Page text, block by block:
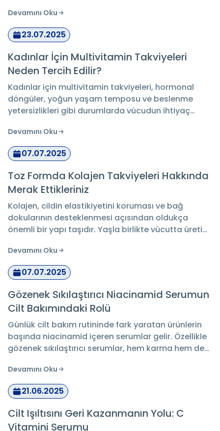
nemlendirerek daha dolgun, parlak ve sağlıklı bir
görünüm sunmayı hedefler.
Devamını Oku
23.07.2025
Kadınlar İçin Multivitamin Takviyeleri
Neden Tercih Edilir?
Kadınlar için multivitamin takviyeleri, hormonal
döngüler, yoğun yaşam temposu ve beslenme
yetersizlikleri gibi durumlarda vücudun ihtiyaç
yardımcı olur. Bu takviyeler, bireysel ihtiyaçlara
uygun içeriklerle seçilmeli ve bilinçli şekilde
kullanılmalıdır.
Devamını Oku
07.07.2025
Toz Formda Kolajen Takviyeleri Hakkında
Merak Ettikleriniz
Kolajen, cildin elastikiyetini koruması ve bağ
dokularının desteklenmesi açısından oldukça
önemli bir yapı taşıdır. Yaşla birlikte vücutta üretimi
kalitesine katkı sağlayabilir. Özellikle toz kolajen
takviyesi formunda sunulan ürünler, hem kullanım
kolaylığı hem de içeriğin yoğunluğu açısından
sıklıkla tercih edilmektedir. Bu yazıda, toz formda
kolajen ürünleri hakkında genel bilgiler sunarken,
Vooptr’da yer alan kolajen takviyesi seçeneklerini
de bağlantılı şekilde inceleyeceğiz.
Devamını Oku
07.07.2025
Gözenek Sıkılaştırıcı Niacinamid Serumun
Cilt Bakımındaki Rolü
Günlük cilt bakım rutininde fark yaratan ürünlerin
başında niacinamid içeren serumlar gelir. Özellikle
gözenek sıkılaştırıcı serumlar, hem karma hem de
destekleyici yönleriyle dikkat çeker. Ciltteki
düzensizlikler, genişlemiş gözenekler ve mat
görünüm gibi sorunlarla mücadelede etkili
çözümler arayanlar için, niacinamid oldukça
popüler bir içerik haline gelmiştir.
Devamını Oku
21.06.2025
Cilt Işıltısını Geri Kazanmanın Yolu: C
Vitamini Serumu